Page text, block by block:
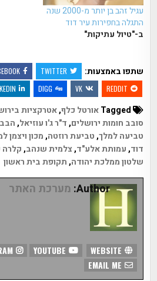
עגיל זהב בן יותר מ-2000 שנה
התגלה בחפירות עיר דוד
ב-"טיול עתיקות"
שתפו באמצעות: TWITTER
REDDIT
VK
DIGG
אורטל כלף,אטרקציות
סובב חומות ירושלים,ד"ר ג'ו עוזיאל,
טביעה למלך,טביעת רוזטה,מכון ויצמן
דוד,עמותת אלע"ד,צלמית שנהב,קלרה
שלטון ממלכת יהודה,תקופת בית ראשון
Author: מערכת האתר
INSTAGRAM